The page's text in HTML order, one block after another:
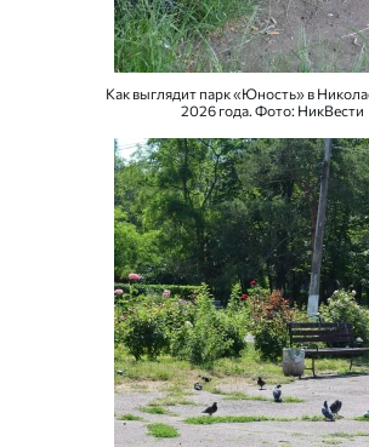
Как выглядит парк «Юность» в
2026 года. Фото: НикВести